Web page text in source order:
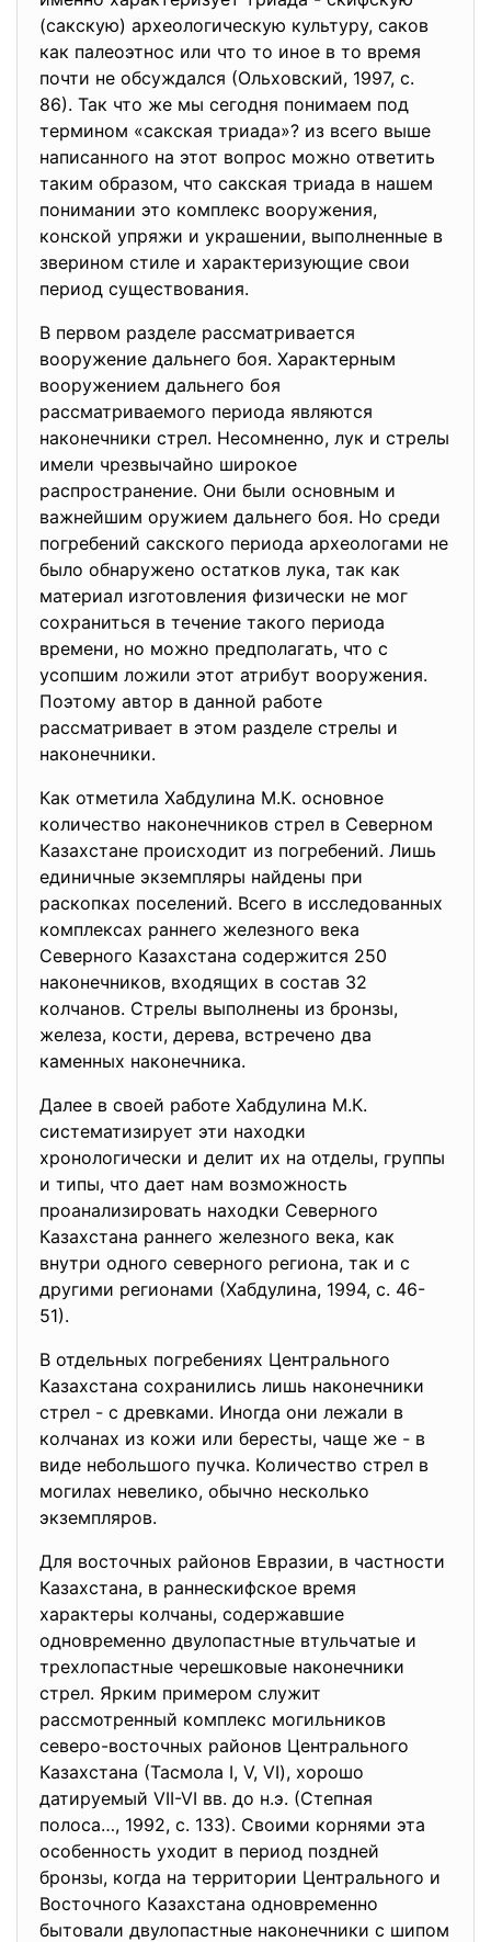
(сакскую) археологическую культуру, саков
как палеоэтнос или что то иное в то время
почти не обсуждался (Ольховский, 1997, с.
86). Так что же мы сегодня понимаем под
термином «сакская триада»? из всего выше
написанного на этот вопрос можно ответить
таким образом, что сакская триада в нашем
понимании это комплекс вооружения,
конской упряжи и украшении, выполненные в
зверином стиле и характеризующие свои
период существования.
В первом разделе рассматривается
вооружение дальнего боя. Характерным
вооружением дальнего боя
рассматриваемого периода являются
наконечники стрел. Несомненно, лук и стрелы
имели чрезвычайно широкое
распространение. Они были основным и
важнейшим оружием дальнего боя. Но среди
погребений сакского периода археологами не
было обнаружено остатков лука, так как
материал изготовления физически не мог
сохраниться в течение такого периода
времени, но можно предполагать, что с
усопшим ложили этот атрибут вооружения.
Поэтому автор в данной работе
рассматривает в этом разделе стрелы и
наконечники.
Как отметила Хабдулина М.К. основное
количество наконечников стрел в Северном
Казахстане происходит из погребений. Лишь
единичные экземпляры найдены при
раскопках поселений. Всего в исследованных
комплексах раннего железного века
Северного Казахстана содержится 250
наконечников, входящих в состав 32
колчанов. Стрелы выполнены из бронзы,
железа, кости, дерева, встречено два
каменных наконечника.
Далее в своей работе Хабдулина М.К.
систематизирует эти находки
хронологически и делит их на отделы, группы
и типы, что дает нам возможность
проанализировать находки Северного
Казахстана раннего железного века, как
внутри одного северного региона, так и с
другими регионами (Хабдулина, 1994, с. 46-
51).
В отдельных погребениях Центрального
Казахстана сохранились лишь наконечники
стрел - с древками. Иногда они лежали в
колчанах из кожи или бересты, чаще же - в
виде небольшого пучка. Количество стрел в
могилах невелико, обычно несколько
экземпляров.
Для восточных районов Евразии, в частности
Казахстана, в раннескифское время
характеры колчаны, содержавшие
одновременно двулопастные втульчатые и
трехлопастные черешковые наконечники
стрел. Ярким примером служит
рассмотренный комплекс могильников
северо-восточных районов Центрального
Казахстана (Тасмола I, V, VI), хорошо
датируемый VII-VI вв. до н.э. (Степная
полоса…, 1992, с. 133). Своими корнями эта
особенность уходит в период поздней
бронзы, когда на территории Центрального и
Восточного Казахстана одновременно
бытовали двулопастные наконечники с шипом